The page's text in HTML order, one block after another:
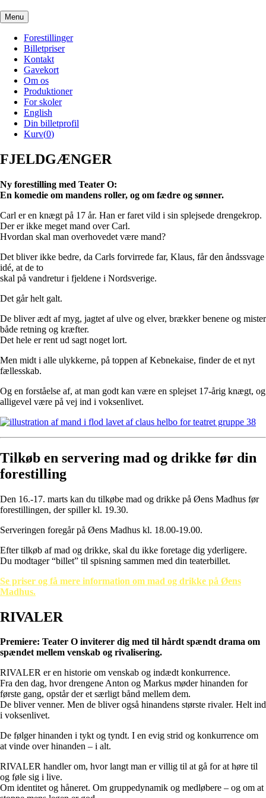
Menu
Forestillinger
Billetpriser
Kontakt
Gavekort
Om os
Produktioner
For skoler
English
Din billetprofil
Kurv(0)
FJELDGÆNGER
Ny forestilling med Teater O:
En komedie om mandens roller, og om fædre og sønner.
Carl er en knægt på 17 år. Han er faret vild i sin splejsede drengekrop.
Der er ikke meget mand over Carl.
Hvordan skal man overhovedet være mand?
Det bliver ikke bedre, da Carls forvirrede far, Klaus, får den åndssvage
idé, at de to
skal på vandretur i fjeldene i Nordsverige.
Det går helt galt.
De bliver ædt af myg, jagtet af ulve og elver, brækker benene og mister
både retning og kræfter.
Det hele er rent ud sagt noget lort.
Men midt i alle ulykkerne, på toppen af Kebnekaise, finder de et nyt
fællesskab.
Og en forståelse af, at man godt kan være en splejset 17-årig knægt, og
alligevel være på vej ind i voksenlivet.
Tilkøb en servering mad og drikke før din
forestilling
Den 16.-17. marts kan du tilkøbe mad og drikke på Øens Madhus før
forestillingen, der spiller kl. 19.30.
Serveringen foregår på Øens Madhus kl. 18.00-19.00.
Efter tilkøb af mad og drikke, skal du ikke foretage dig yderligere.
Du modtager “billet” til spisning sammen med din teaterbillet.
Se priser og få mere information om mad og drikke på Øens
Madhus.
RIVALER
Premiere: Teater O inviterer dig med til hårdt spændt drama om
spændet mellem venskab og rivalisering.
RIVALER er en historie om venskab og indædt konkurrence.
Fra den dag, hvor drengene Anton og Markus møder hinanden for
første gang, opstår der et særligt bånd mellem dem.
De bliver venner. Men de bliver også hinandens største rivaler. Helt ind
i voksenlivet.
De følger hinanden i tykt og tyndt. I en evig strid og konkurrence om
at vinde over hinanden – i alt.
RIVALER handler om, hvor langt man er villig til at gå for at høre til
og føle sig i live.
Om identitet og håneret. Om gruppedynamik og medløbere – og om at